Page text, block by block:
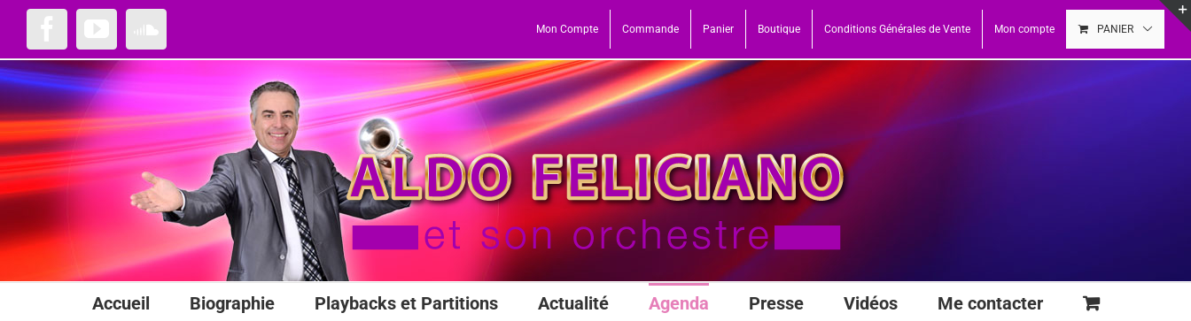
Passer
contenu
Mon Compte Commande Panier Boutique Conditions Générales de Vente Mon compte PANIER
Accueil Biographie Playbacks et Partitions Actualité Agenda Presse Vidéos Me contacter